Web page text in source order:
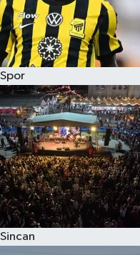
Spor
Sincan